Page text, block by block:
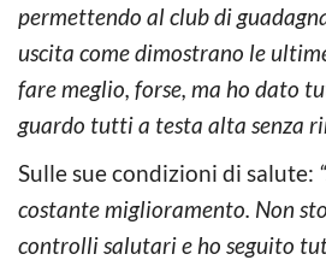
permettendo al club di
uscita come dimostrano le
fare meglio, forse, ma ho dato
guardo tutti a testa alta senza
Sulle sue condizioni di salute:
costante miglioramento. Non
controlli salutari e ho seguito